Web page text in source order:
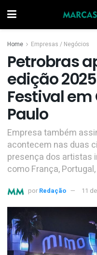
Home Empresas / Negócios
Petrobras
edição
Festival em
Paulo
Empresa também
acontecem nas duas
presença dos artistas
como França,
por Redação 11